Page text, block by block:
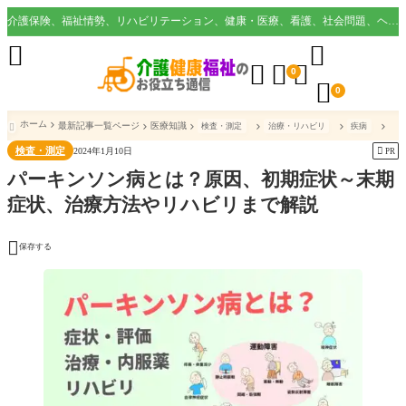
介護保険、福祉情勢、リハビリテーション、健康・医療、看護、社会問題、ヘルスケア業界など様々な切り口から役立つ情報を配信。
  0

 0

 ホーム 最新記事一覧ページ 医療知識 検査・測定 治療・リハビリ 疾病
検査・測定 2024年1月10日  PR
パーキンソン病とは？原因、初期症状～末期
症状、治療方法やリハビリまで解説
 保存する